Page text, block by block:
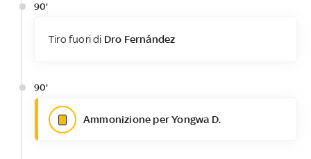
90'
Tiro fuori di Dro Fernández
90'
Ammonizione per Yongwa D.